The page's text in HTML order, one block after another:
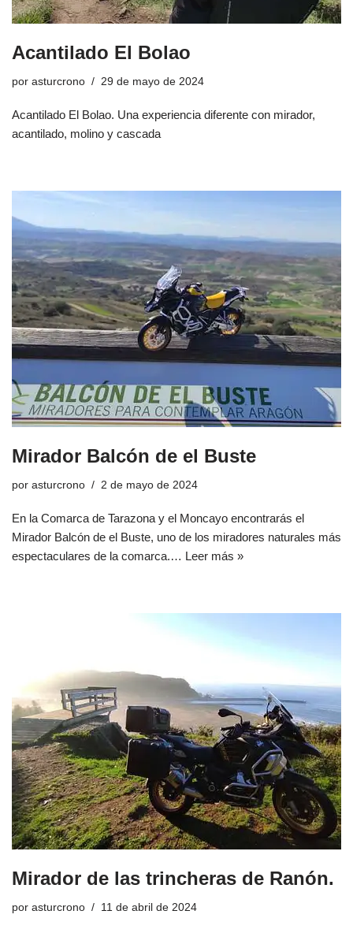
Acantilado El Bolao
por asturcrono 29 de mayo de 2024
Acantilado El Bolao. Una experiencia diferente con mirador,
acantilado, molino y cascada
Mirador Balcón de el Buste
por asturcrono 2 de mayo de 2024
En la Comarca de Tarazona y el Moncayo encontrarás el
Mirador Balcón de el Buste, uno de los miradores naturales más
espectaculares de la comarca.… Leer más »
Mirador de las trincheras de Ranón.
por asturcrono 11 de abril de 2024